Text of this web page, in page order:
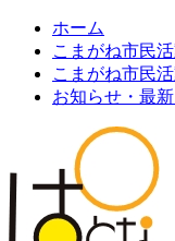
ホーム
こまがね市民
こまがね市民
お知らせ・最